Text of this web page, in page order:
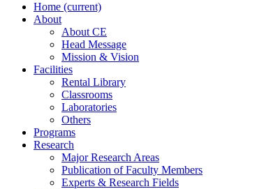
Home (current)
About
About CE
Head Message
Mission & Vision
Facilities
Rental Library
Classrooms
Laboratories
Others
Programs
Research
Major Research Areas
Publication ofFaculty Members
Experts & Research Fields